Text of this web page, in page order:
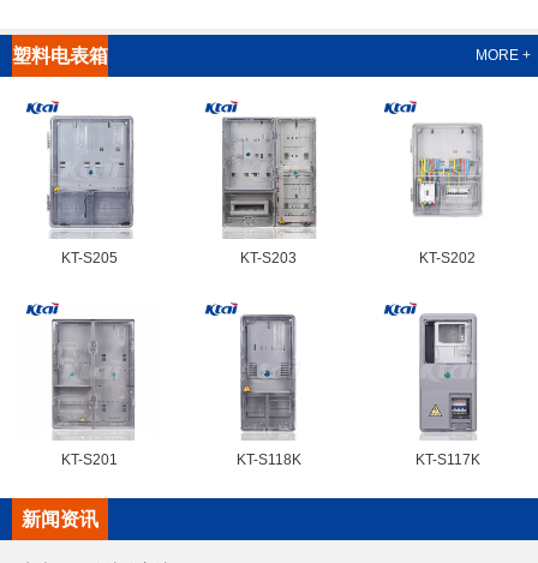
塑料电表箱
系列
MORE +
KT-S205 KT-S203 KT-S202
KT-S201 KT-S118K KT-S117K
新闻资讯